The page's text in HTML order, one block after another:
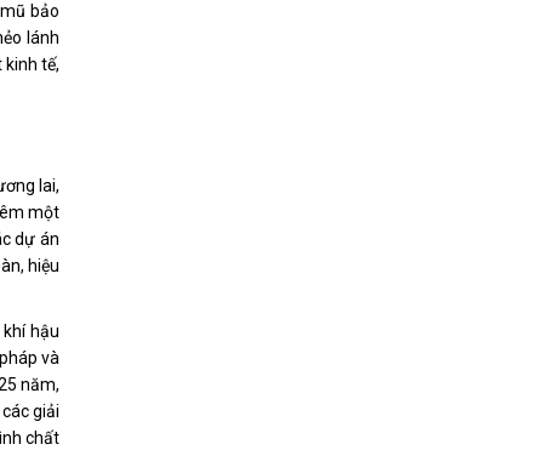
bảo
lánh
kinh tế,
lai,
một
dự án
hiệu
hậu
và
năm,
giải
chất